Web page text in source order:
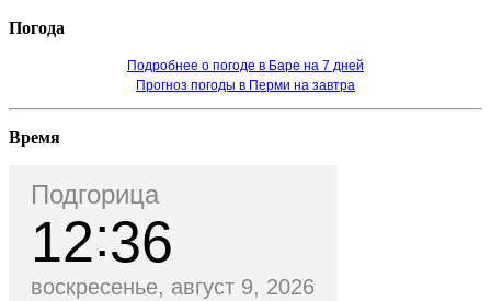
Погода
Подробнее о погоде в Баре на 7 дней
Прогноз погоды в Перми на завтра
Время
Подгорица
12 36
воскресенье, август 9, 2026